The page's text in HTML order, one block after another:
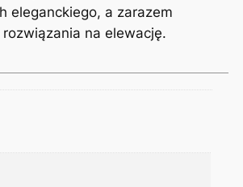
eleganckiego, a zarazem
na elewację.